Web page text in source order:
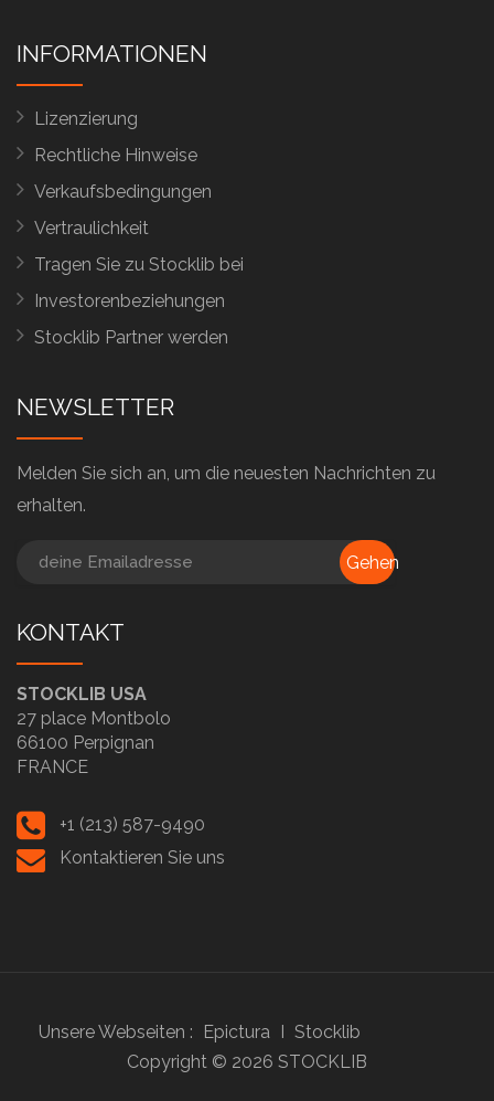
INFORMATIONEN
Lizenzierung
Rechtliche Hinweise
Verkaufsbedingungen
Vertraulichkeit
Tragen Sie zu Stocklib bei
Investorenbeziehungen
Stocklib Partner werden
NEWSLETTER
Melden Sie sich an, um die neuesten Nachrichten zu
erhalten.
Gehen
KONTAKT
STOCKLIB USA
27 place Montbolo
66100 Perpignan
FRANCE
+1 (213) 587-9490
Kontaktieren Sie uns
Unsere Webseiten : Epictura I Stocklib
Copyright © 2026 STOCKLIB